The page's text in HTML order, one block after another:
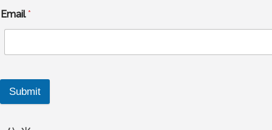
Email*
Submit